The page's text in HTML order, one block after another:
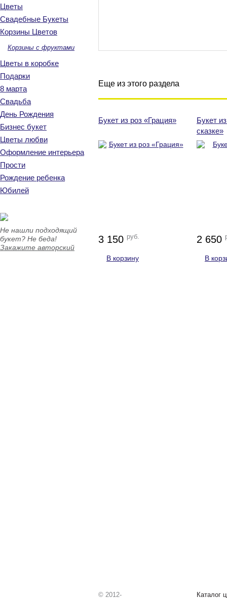
Цветы
Свадебные Букеты
Корзины Цветов
Корзины с фруктами
Цветы в коробке
Подарки
8 марта
Свадьба
День Рождения
Бизнес букет
Цветы любви
Оформление интерьера
Прости
Рождение ребенка
Юбилей
Не нашли подходящий
букет? Не беда!
Закажите авторский
Еще из этого раздела
Букет из роз «Грация»
3 150 руб.
В корзину
Букет
сказке»
2 650
В
© 2012-
Каталог